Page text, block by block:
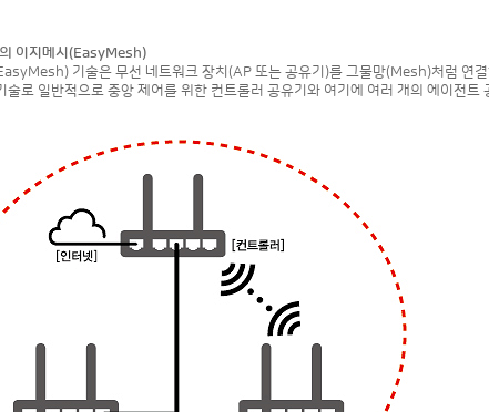
이지메시(EasyMesh)
기술은 무선 네트워크 장치(AP 또는 공유기)를 그물망(Mesh)처럼 연
술로 일반적으로 중앙 제어를 위한 컨트롤러 공유기와 여기에 여러 개의 에이전트